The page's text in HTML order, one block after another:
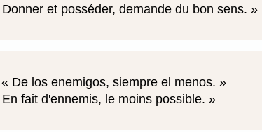
Donner et posséder, demande du bon sens.
De los enemigos, siempre el menos.
En fait d'ennemis, le moins possible.